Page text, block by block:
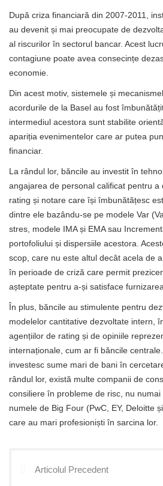
După criza financiară din 2007-2011,
au devenit și mai preocupate de
al riscurilor în sectorul bancar. Acest
contagiune poate avea consecințe
economie.
Din acest motiv, sistemele și
acordurile de la Basel au fost
intermediul acestora sunt stabilite
apariția evenimentelor care ar putea
financiar.
La rândul lor, băncile au investit în
angajarea de personal calificat pentru a
rating și notare care își îmbunătățesc
dintre ele bazându-se pe modele Var
stres, modele IMA și EMA sau
portofoliului și dispersiile acestora.
scop, care nu este altul decât acela de
în perioade de criză care permit
așteptate pentru a-și satisface furnizarea.
În plus, băncile au stimulente pentru
modelelor cantitative dezvoltate intern,
agențiilor de rating și de opiniile
internaționale, cum ar fi băncile
investesc sume mari de bani în
rândul lor, există multe companii de
consiliere în probleme de risc, nu
numele de Big Four (PwC, EY, Deloitte
care au mari profesioniști în sarcina lor.
Articolul Precedent